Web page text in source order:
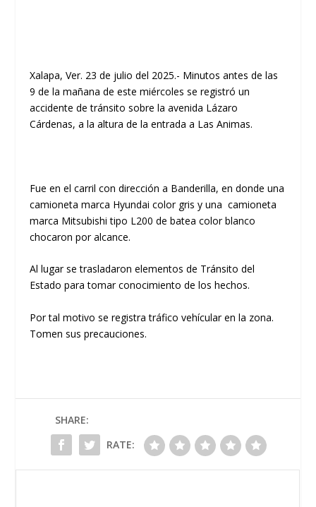
Xalapa, Ver. 23 de julio del 2025.- Minutos antes de las
9 de la mañana de este miércoles se registró un
accidente de tránsito sobre la avenida Lázaro
Cárdenas, a la altura de la entrada a Las Animas.
Fue en el carril con dirección a Banderilla, en donde una
camioneta marca Hyundai color gris y una camioneta
marca Mitsubishi tipo L200 de batea color blanco
chocaron por alcance.
Al lugar se trasladaron elementos de Tránsito del
Estado para tomar conocimiento de los hechos.
Por tal motivo se registra tráfico vehícular en la zona.
Tomen sus precauciones.
SHARE:
RATE: